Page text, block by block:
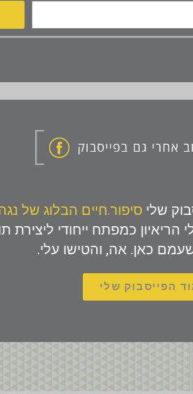
שלי סיפור.חיים הבלוג של
הריאיון כמפתח ייחודי ליצירת
כאן. אה, והטישו עלי.
הפייסבוק שלי